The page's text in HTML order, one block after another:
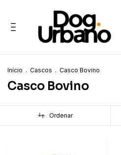
Início . Cascos . Casco Bovino
Casco Bovino
Ordenar